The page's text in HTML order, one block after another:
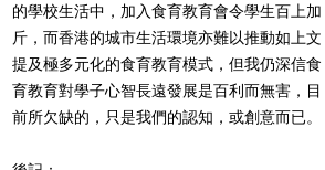
的學校生活中，加入食育教育會令學生百上加
斤，而香港的城市生活環境亦難以推動如上文
提及極多元化的食育教育模式，但我仍深信食
育教育對學子心智長遠發展是百利而無害，目
前所欠缺的，只是我們的認知，或創意而已。